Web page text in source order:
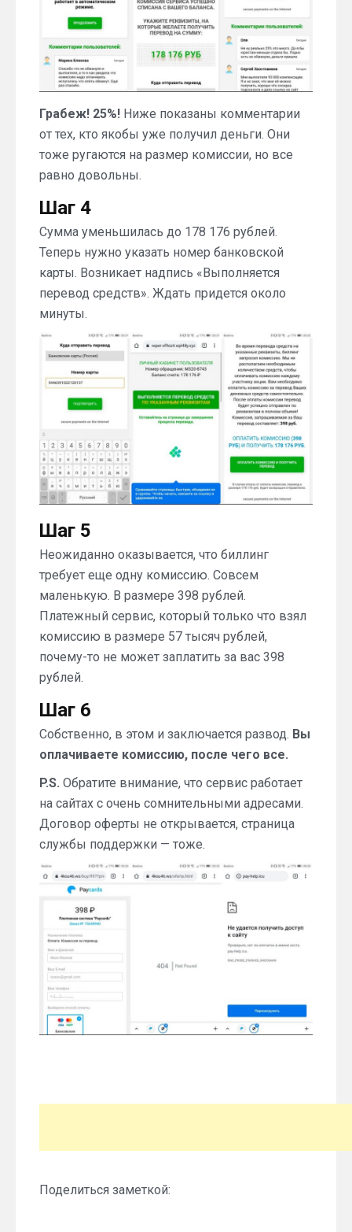
Грабеж! 25%! Ниже показаны комментарии
от тех, кто якобы уже получил деньги. Они
тоже ругаются на размер комиссии, но все
равно довольны.
Шаг 4
Сумма уменьшилась до 178 176 рублей.
Теперь нужно указать номер банковской
карты. Возникает надпись «Выполняется
перевод средств». Ждать придется около
минуты.
Шаг 5
Неожиданно оказывается, что биллинг
требует еще одну комиссию. Совсем
маленькую. В размере 398 рублей.
Платежный сервис, который только что взял
комиссию в размере 57 тысяч рублей,
почему-то не может заплатить за вас 398
рублей.
Шаг 6
Собственно, в этом и заключается развод. Вы
оплачиваете комиссию, после чего все.
P.S. Обратите внимание, что сервис работает
на сайтах с очень сомнительными адресами.
Договор оферты не открывается, страница
службы поддержки — тоже.
Поделиться заметкой: